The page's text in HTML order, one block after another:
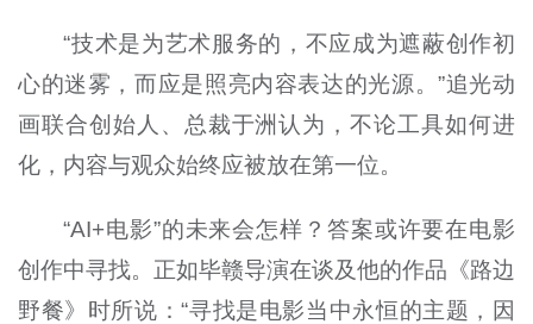
“技术是为艺术服务的，不应成为遮蔽创作初
心的迷雾，而应是照亮内容表达的光源。”追光动
画联合创始人、总裁于洲认为，不论工具如何进
化，内容与观众始终应被放在第一位。
“AI+电影”的未来会怎样？答案或许要在电影
创作中寻找。正如毕赣导演在谈及他的作品《路边
野餐》时所说：“寻找是电影当中永恒的主题，因